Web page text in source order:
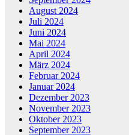
August 2024
Juli 2024
Juni 2024
Mai 2024
April 2024
März 2024
Februar 2024
Januar 2024
Dezember 2023
November 2023
Oktober 2023
September 2023